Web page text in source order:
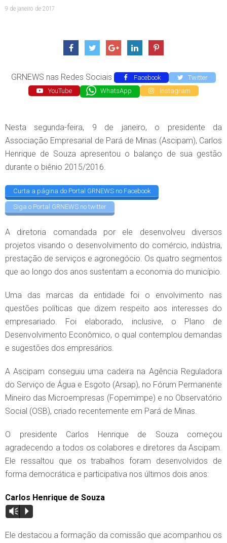
9 de janeiro de 2017
GRNEWS nas Redes Sociais Facebook
Twitter
YouTube
WhatsApp Instagram
Nesta segunda-feira, 9 de janeiro, o presidente da
Associação Empresarial de Pará de Minas (Ascipam), Carlos
Henrique de Souza apresentou o balanço de sua gestão
durante o biênio 2015/2016.
Curta a página do Portal GRNEWS no Facebook
Siga o Portal GRNEWS no twitter
A diretoria comandada por ele desenvolveu diversos
projetos visando o desenvolvimento do comércio, indústria,
prestação de serviços e agronegócio. Os quatro segmentos
que ao longo dos anos sustentam a economia do município.
Uma das marcas da entidade foi o envolvimento nas
questões políticas que dizem respeito aos interesses do
empresariado. Foi elaborado, inclusive, o Plano de
Desenvolvimento Econômico, o qual contemplou demandas
e sugestões dos empresários.
A Ascipam conseguiu uma cadeira na Agência Reguladora
do Serviço de Água e Esgoto (Arsap), no Fórum Permanente
Mineiro das Microempresas (Fopemimpe) e no Observatório
Social (OSB), criado recentemente em Pará de Minas.
O presidente Carlos Henrique de Souza começou
agradecendo a todos os colabores e diretores da Ascipam.
Ele ressaltou que os trabalhos foram desenvolvidos de
forma democrática e participativa nos últimos dois anos:
Carlos Henrique de Souza
Vm P
Ele destacou a formação da comissão que acompanhou os